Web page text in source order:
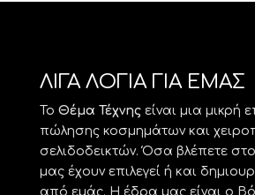
ΛΙΓΑ ΛΟΓΙΑ ΓΙΑ ΕΜΑΣ
Το Θέμα Τέχνηςείναι μια μικρή
πώλησης κοσμημάτων και
σελιδοδεικτών. Όσα βλέπετε
μας έχουν επιλεγεί ή και
από εμάς. Η έδρα μας είναι ο